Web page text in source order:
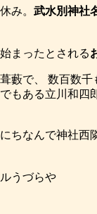
み。 武水別神社
まったとされる
藪で、 数百数
もある立川和四
ちなんで神社西
うづらや